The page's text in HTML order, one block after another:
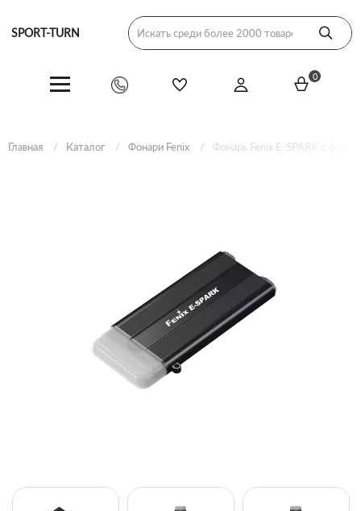
SPORT-TURN
0
Главная Каталог Фонари Fenix Фонарь Fenix E-SPARK с